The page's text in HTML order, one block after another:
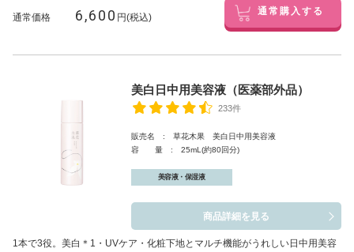
通常価格 6,600 円(税込) 通常購入する
美白日中用美容液（医薬部外品）
233件
販売名 : 草花木果 美白日中用美容液
容 量 : 25mL(約80回分)
美容液・保湿液
商品詳細を見る
1本で3役。美白 ＊1 ・UVケア・化粧下地とマルチ機能がうれしい日中用美容